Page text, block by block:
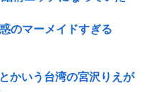
のマーメイドすぎる
かいう台湾の宮沢りえが